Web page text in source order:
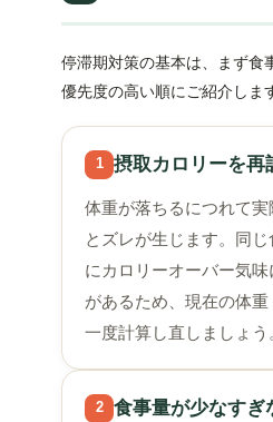
停滞期対策の基本は、まず食
優先度の高い順にご紹介しま
1 摂取カロリーを再
体重が落ちるにつれて
とズレが生じます。同
にカロリーオーバー気味
があるため、現在の体
一度計算し直しましょう
2 食事量が少なすぎ